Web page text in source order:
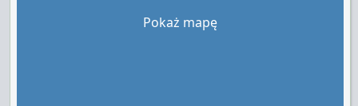
Pokaż mapę